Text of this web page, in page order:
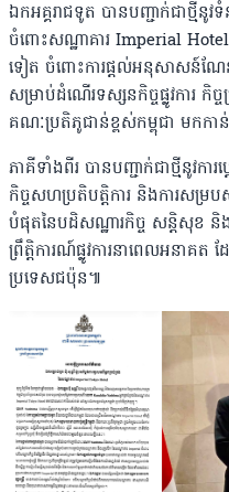
ឯកអគ្គរាជទូត បានបញ្ជាក់ជាថ្មីនូវ
ចំពោះសណ្ឋាគារ Imperial Hotel
ទៀត ចំពោះការផ្តល់អនុសាសន៍ណែន
សម្រាប់ដំណើរទស្សនកិច្ចផ្លូវការ កិ
គណៈប្រតិភូជាន់ខ្ពស់កម្ពុជា មកក
ភាគីទាំងពីរ បានបញ្ជាក់ជាថ្មីនូវការប្
កិច្ចសហប្រតិបត្តិការ និងការសម្រប
បំផុតនៃបដិសណ្ឋារកិច្ច សន្តិសុខ និ
ព្រឹត្តិការណ៍ផ្លូវការនាពេលអនាគ
ប្រទេសជប៉ុន៕